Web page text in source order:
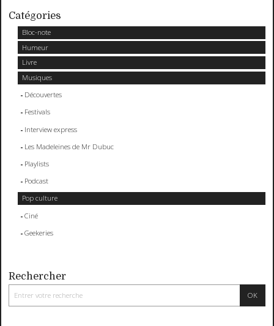
Catégories
Bloc-note
Humeur
Livre
Musiques
Découvertes
Festivals
Interview express
Les Madeleines de Mr Dubuc
Playlists
Podcast
Pop culture
Ciné
Geekeries
Rechercher